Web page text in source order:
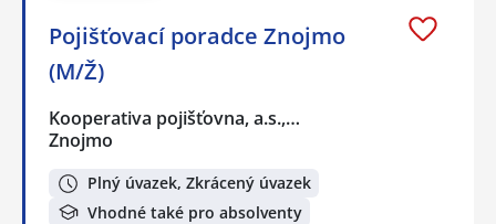
Pojišťovací poradce Znojmo
(M/Ž)
Kooperativa pojišťovna, a.s.,…
Znojmo
Plný úvazek, Zkrácený úvazek
Vhodné také pro absolventy